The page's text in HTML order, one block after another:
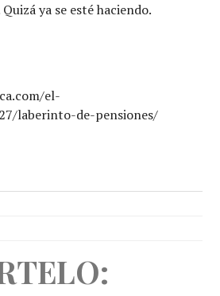
ya se esté haciendo.
el-
laberinto-de-pensiones/